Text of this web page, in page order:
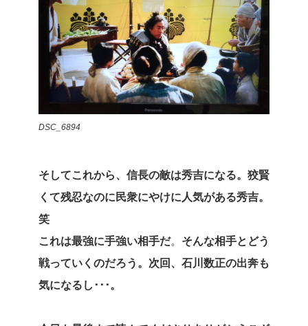
DSC_6894
そしてこれから、信長の敵は秀吉になる。狡賢
くて残忍なのに民衆にやけに人気がある秀吉。
笑
これは最強に手強い相手だ。 そんな相手とどう
戦っていくのだろう。次回、石川数正の出奔も
気になるし･･･。